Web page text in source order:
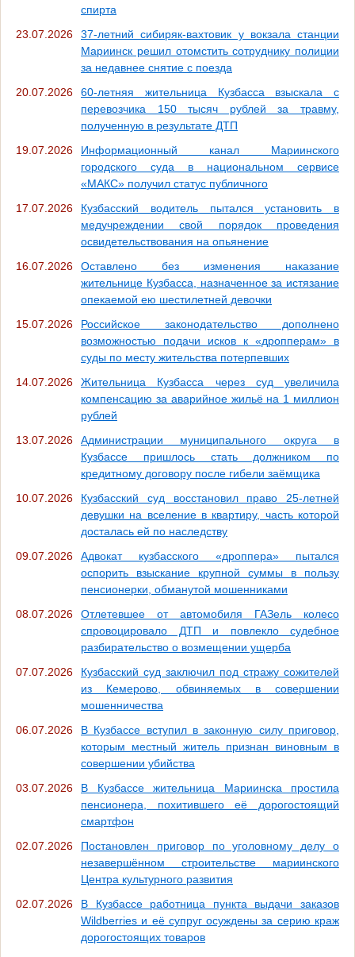
спирта
23.07.2026
37-летний сибиряк-вахтовик у вокзала станции
Мариинск решил отомстить сотруднику полиции
за недавнее снятие с поезда
20.07.2026
60-летняя жительница Кузбасса взыскала с
перевозчика 150 тысяч рублей за травму,
полученную в результате ДТП
19.07.2026
Информационный канал Мариинского
городского суда в национальном сервисе
«МАКС» получил статус публичного
17.07.2026
Кузбасский водитель пытался установить в
медучреждении свой порядок проведения
освидетельствования на опьянение
16.07.2026
Оставлено без изменения наказание
жительнице Кузбасса, назначенное за истязание
опекаемой ею шестилетней девочки
15.07.2026
Российское законодательство дополнено
возможностью подачи исков к «дропперам» в
суды по месту жительства потерпевших
14.07.2026
Жительница Кузбасса через суд увеличила
компенсацию за аварийное жильё на 1 миллион
рублей
13.07.2026
Администрации муниципального округа в
Кузбассе пришлось стать должником по
кредитному договору после гибели заёмщика
10.07.2026
Кузбасский суд восстановил право 25-летней
девушки на вселение в квартиру, часть которой
досталась ей по наследству
09.07.2026
Адвокат кузбасского «дроппера» пытался
оспорить взыскание крупной суммы в пользу
пенсионерки, обманутой мошенниками
08.07.2026
Отлетевшее от автомобиля ГАЗель колесо
спровоцировало ДТП и повлекло судебное
разбирательство о возмещении ущерба
07.07.2026
Кузбасский суд заключил под стражу сожителей
из Кемерово, обвиняемых в совершении
мошенничества
06.07.2026
В Кузбассе вступил в законную силу приговор,
которым местный житель признан виновным в
совершении убийства
03.07.2026
В Кузбассе жительница Мариинска простила
пенсионера, похитившего её дорогостоящий
смартфон
02.07.2026
Постановлен приговор по уголовному делу о
незавершённом строительстве мариинского
Центра культурного развития
02.07.2026
В Кузбассе работница пункта выдачи заказов
Wildberries и её супруг осуждены за серию краж
дорогостоящих товаров